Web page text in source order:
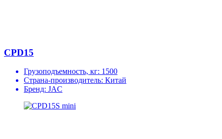
CPD15
Грузоподъемность, кг: 1500
Страна-производитель: Китай
Бренд: JAC